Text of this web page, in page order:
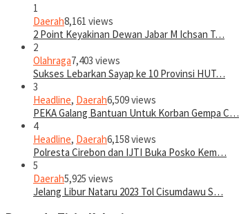
1
Daerah8,161 views
2 Point Keyakinan Dewan Jabar M Ichsan T…
2
Olahraga7,403 views
Sukses Lebarkan Sayap ke 10 Provinsi HUT…
3
Headline, Daerah6,509 views
PEKA Galang Bantuan Untuk Korban Gempa C…
4
Headline, Daerah6,158 views
Polresta Cirebon dan IJTI Buka Posko Kem…
5
Daerah5,925 views
Jelang Libur Nataru 2023 Tol Cisumdawu S…